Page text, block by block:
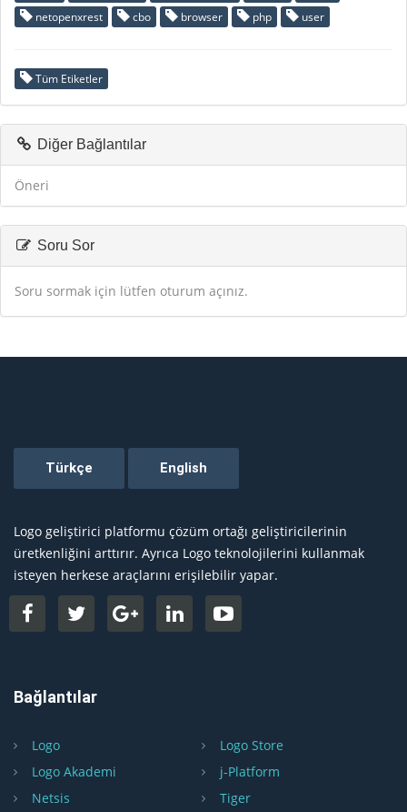
netopenxrest
cbo browser php user
Tüm Etiketler
Diğer Bağlantılar
Öneri
Soru Sor
Soru sormak için lütfen oturum açınız.
Logo geliştirici platformu çözüm ortağı geliştiricilerinin
üretkenliğini arttırır. Ayrıca Logo teknolojilerini kullanmak
isteyen herkese araçlarını erişilebilir yapar.
Bağlantılar
Logo
Logo Store
Logo Akademi
j-Platform
Netsis
Tiger